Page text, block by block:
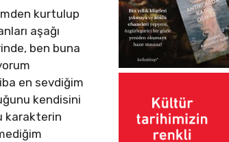
kurtulup
aşağı
ben buna
en sevdiğim
kendisini
karakterin